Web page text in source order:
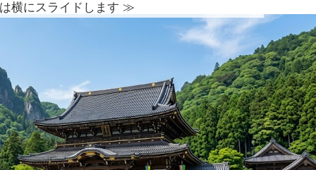
横にスライドします ≫︎